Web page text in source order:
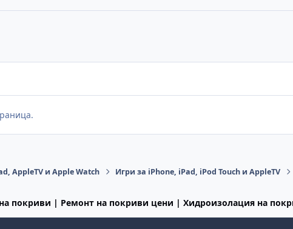
AppleTV и Apple Watch Игри за iPhone, iPad, iPod Touch и AppleTV
покриви | Ремонт на покриви цени | Хидроизолация на